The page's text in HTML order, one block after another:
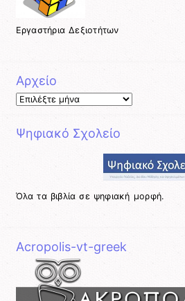
Eργαστήρια Δεξιοτήτων
Αρχείο
Αρχείο
Ψηφιακό Σχολείο
Όλα τα βιβλία σε ψηφιακή μορφή.
Acropolis-vt-greek